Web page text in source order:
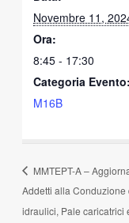
Novembre 11,
Ora:
8:45 - 17:30
Categoria Evento:
M16B
MMTEPT-A –
Addetti alla Conduzione
idraulici, Pale caricatrici